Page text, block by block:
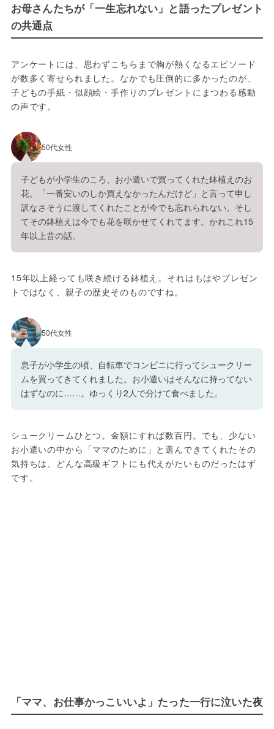
お母さんたちが「一生忘れない」と語ったプレゼント
の共通点
アンケートには、思わずこちらまで胸が熱くなるエピソード
が数多く寄せられました。なかでも圧倒的に多かったのが、
子どもの手紙・似顔絵・手作りのプレゼントにまつわる感動
の声です。
50代女性
子どもが小学生のころ、お小遣いで買ってくれた鉢植えのお
花。「一番安いのしか買えなかったんだけど」と言って申し
訳なさそうに渡してくれたことが今でも忘れられない。そし
てその鉢植えは今でも花を咲かせてくれてます。かれこれ15
年以上昔の話。
15年以上経っても咲き続ける鉢植え。それはもはやプレゼン
トではなく、親子の歴史そのものですね。
50代女性
息子が小学生の頃、自転車でコンビニに行ってシュークリー
ムを買ってきてくれました。お小遣いはそんなに持ってない
はずなのに……。ゆっくり2人で分けて食べました。
シュークリームひとつ。金額にすれば数百円。でも、少ない
お小遣いの中から「ママのために」と選んできてくれたその
気持ちは、どんな高級ギフトにも代えがたいものだったはず
です。
「ママ、お仕事かっこいいよ」たった一行に泣いた夜